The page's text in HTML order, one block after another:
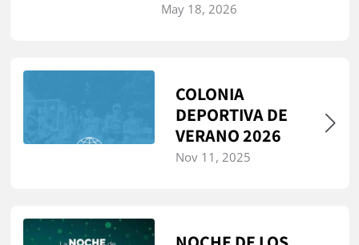
May 18, 2026
COLONIA
DEPORTIVA DE
VERANO 2026
Nov 11, 2025